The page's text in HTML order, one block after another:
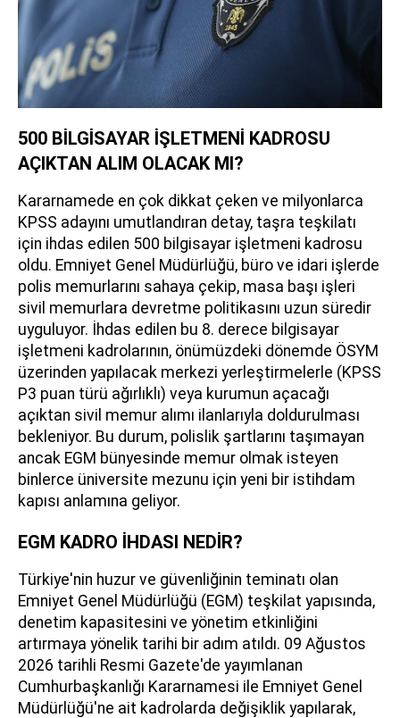
500 BİLGİSAYAR İŞLETMENİ KADROSU
AÇIKTAN ALIM OLACAK MI?
Kararnamede en çok dikkat çeken ve milyonlarca
KPSS adayını umutlandıran detay, taşra teşkilatı
için ihdas edilen 500 bilgisayar işletmeni kadrosu
oldu. Emniyet Genel Müdürlüğü, büro ve idari işlerde
polis memurlarını sahaya çekip, masa başı işleri
sivil memurlara devretme politikasını uzun süredir
uyguluyor. İhdas edilen bu 8. derece bilgisayar
işletmeni kadrolarının, önümüzdeki dönemde ÖSYM
üzerinden yapılacak merkezi yerleştirmelerle (KPSS
P3 puan türü ağırlıklı) veya kurumun açacağı
açıktan sivil memur alımı ilanlarıyla doldurulması
bekleniyor. Bu durum, polislik şartlarını taşımayan
ancak EGM bünyesinde memur olmak isteyen
binlerce üniversite mezunu için yeni bir istihdam
kapısı anlamına geliyor.
EGM KADRO İHDASI NEDİR?
Türkiye'nin huzur ve güvenliğinin teminatı olan
Emniyet Genel Müdürlüğü (EGM) teşkilat yapısında,
denetim kapasitesini ve yönetim etkinliğini
artırmaya yönelik tarihi bir adım atıldı. 09 Ağustos
2026 tarihli Resmi Gazete'de yayımlanan
Cumhurbaşkanlığı Kararnamesi ile Emniyet Genel
Müdürlüğü'ne ait kadrolarda değişiklik yapılarak,